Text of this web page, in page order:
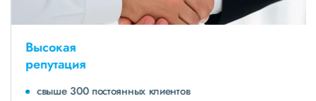
Высокая
репутация
свыше 300 постоянных клиентов